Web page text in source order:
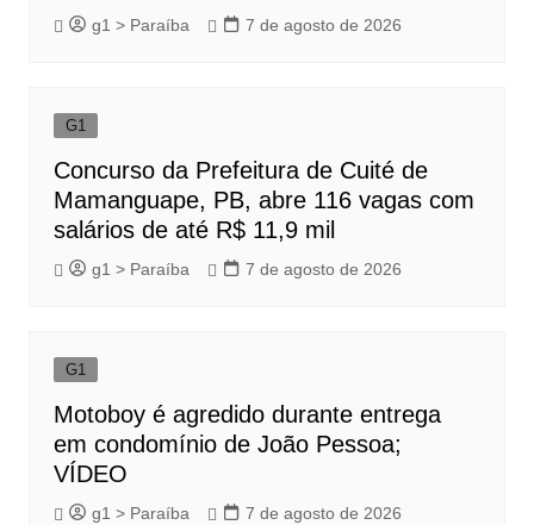
g1 > Paraíba 7 de agosto de 2026
G1
Concurso da Prefeitura de Cuité de
Mamanguape, PB, abre 116 vagas com
salários de até R$ 11,9 mil
g1 > Paraíba 7 de agosto de 2026
G1
Motoboy é agredido durante entrega
em condomínio de João Pessoa;
VÍDEO
g1 > Paraíba 7 de agosto de 2026